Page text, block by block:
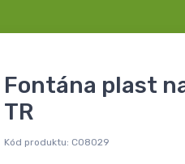
Fontána plast
TR
Kód produktu: C08029